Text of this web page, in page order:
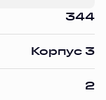
344
Корпус 3
2